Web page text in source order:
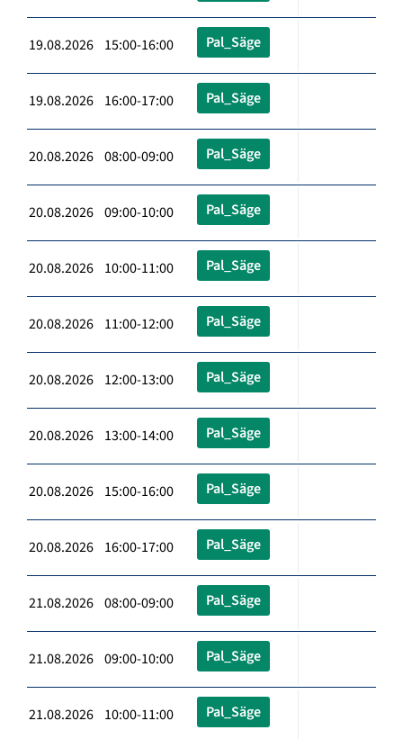
19.08.2026 15:00-16:00 Pal_Säge
19.08.2026 16:00-17:00 Pal_Säge
20.08.2026 08:00-09:00 Pal_Säge
20.08.2026 09:00-10:00 Pal_Säge
20.08.2026 10:00-11:00 Pal_Säge
20.08.2026 11:00-12:00 Pal_Säge
20.08.2026 12:00-13:00 Pal_Säge
20.08.2026 13:00-14:00 Pal_Säge
20.08.2026 15:00-16:00 Pal_Säge
20.08.2026 16:00-17:00 Pal_Säge
21.08.2026 08:00-09:00 Pal_Säge
21.08.2026 09:00-10:00 Pal_Säge
21.08.2026 10:00-11:00 Pal_Säge